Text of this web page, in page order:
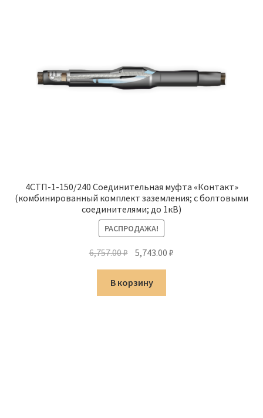
4СТП-1-150/240 Соединительная муфта «Контакт»
(комбинированный комплект заземления; с болтовыми
соединителями; до 1кВ)
РАСПРОДАЖА!
6,757.00₽ Первоначальная
цена
составляла
6,757.00 ₽.
5,743.00₽
В корзину